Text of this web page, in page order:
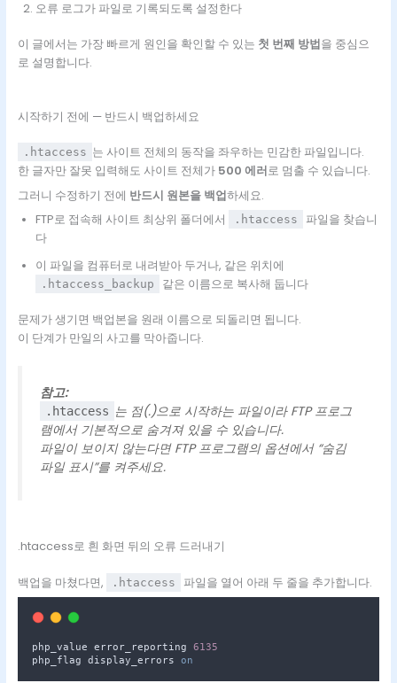
오류 로그가 파일로 기록되도록 설정한다
이 글에서는 가장 빠르게 원인을 확인할 수 있는 첫 번째 방법을 중심으
로 설명합니다.
시작하기 전에 — 반드시 백업하세요
.htaccess 는 사이트 전체의 동작을 좌우하는 민감한 파일입니다.
한 글자만 잘못 입력해도 사이트 전체가 500 에러로 멈출 수 있습니다.
그러니 수정하기 전에 반드시 원본을 백업하세요.
FTP로 접속해 사이트 최상위 폴더에서
.htaccess
파일을 찾습니
다
이 파일을 컴퓨터로 내려받아 두거나, 같은 위치에
.htaccess_backup 같은 이름으로 복사해 둡니다
문제가 생기면 백업본을 원래 이름으로 되돌리면 됩니다.
이 단계가 만일의 사고를 막아줍니다.
참고:
.htaccess 는 점(.)으로 시작하는 파일이라 FTP 프로그
램에서 기본적으로 숨겨져 있을 수 있습니다.
파일이 보이지 않는다면 FTP 프로그램의 옵션에서 “숨김
파일 표시”를 켜주세요.
.htaccess로 흰 화면 뒤의 오류 드러내기
백업을 마쳤다면, .htaccess 파일을 열어 아래 두 줄을 추가합니다.
php_value error_reporting 6135
php_flag display_errors on